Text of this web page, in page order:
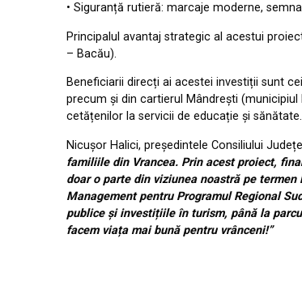
• Siguranță rutieră: marcaje moderne,
Principalul avantaj strategic al acestui
– Bacău).
Beneficiarii direcți ai acestei investiții sunt
precum și din cartierul Mândrești
cetățenilor la servicii de educație și sănătate.
Nicușor Halici, președintele Consiliului
familiile din Vrancea. Prin acest proiect,
doar o parte din viziunea noastră pe
Management pentru Programul Regional
publice și investițiile în turism, până la
facem viața mai bună pentru vrânceni!”